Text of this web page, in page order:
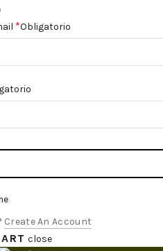
*Obligatorio
Create An Account
close